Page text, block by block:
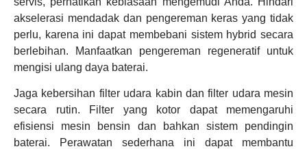
akselerasi mendadak dan pengereman keras yang tidak
perlu, karena ini dapat membebani sistem hybrid secara
berlebihan. Manfaatkan pengereman regeneratif untuk
mengisi ulang daya baterai.
Jaga kebersihan filter udara kabin dan filter udara mesin
secara rutin. Filter yang kotor dapat memengaruhi
efisiensi mesin bensin dan bahkan sistem pendingin
baterai. Perawatan sederhana ini dapat membantu